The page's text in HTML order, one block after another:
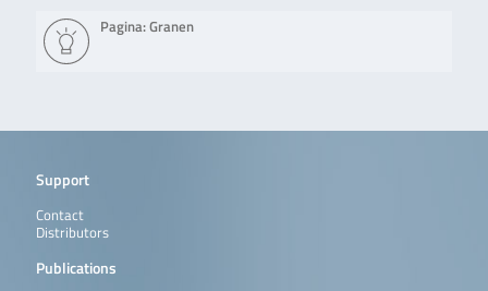
Pagina: Granen
Support
Contact
Distributors
Publications